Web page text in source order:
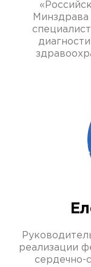
реализации
сердечно-